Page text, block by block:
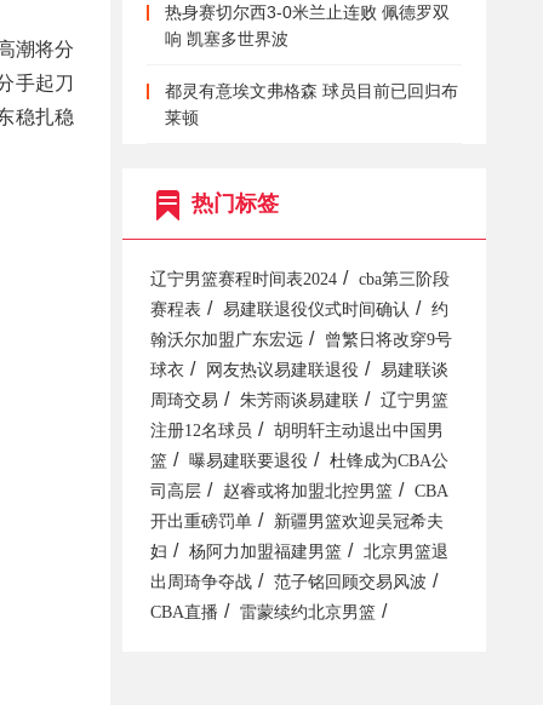
潮将分
手起刀
稳扎稳
热身赛切尔西3-0米兰止连败 佩德罗双
响 凯塞多世界波
都灵有意埃文弗格森 球员目前已回归布
莱顿
热门标签
辽宁男篮赛程时间表2024 /
cba第三阶段
赛程表 / 易建联退役仪式时间确认 /
约
翰沃尔加盟广东宏远 /
曾繁日将改穿9号
球衣 / 网友热议易建联退役 /
易建联谈
周琦交易 / 朱芳雨谈易建联 /
辽宁男篮
注册12名球员 /
胡明轩主动退出中国男
篮 / 曝易建联要退役 /
杜锋成为CBA公
司高层 / 赵睿或将加盟北控男篮 /
CBA
开出重磅罚单 /
新疆男篮欢迎吴冠希夫
妇 / 杨阿力加盟福建男篮 /
北京男篮退
出周琦争夺战 / 范子铭回顾交易风波 /
CBA直播 / 雷蒙续约北京男篮 /